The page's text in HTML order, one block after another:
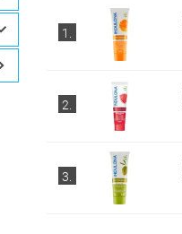
1.
2.
3.